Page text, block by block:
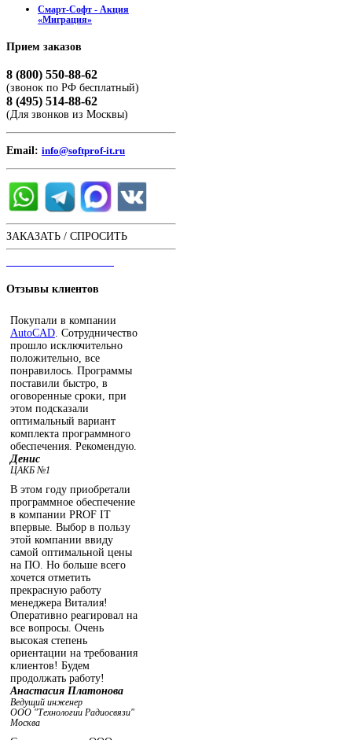
Смарт-Софт - Акция
«Миграция»
Прием заказов
8 (800) 550-88-62
(звонок по РФ бесплатный)
8 (495) 514-88-62
(Для звонков из Москвы)
Email: info@softprof-it.ru
ЗАКАЗАТЬ / СПРОСИТЬ
Отзывы клиентов
Покупали в компании
AutoCAD . Сотрудничество
прошло исключительно
положительно, все
понравилось. Программы
поставили быстро, в
оговоренные сроки, при
этом подсказали
оптимальный вариант
комплекта программного
обеспечения. Рекомендую.
Денис
ЦАКБ №1
В этом году приобретали
программное обеспечение
в компании PROF IT
впервые. Выбор в пользу
этой компании ввиду
самой оптимальной цены
на ПО. Но больше всего
хочется отметить
прекрасную работу
менеджера Виталия!
Оперативно реагировал на
все вопросы. Очень
высокая степень
ориентации на требования
клиентов! Будем
продолжать работу!
Анастасия Платонова
Ведущий инженер
ООО "Технологии Радиосвязи"
Москва